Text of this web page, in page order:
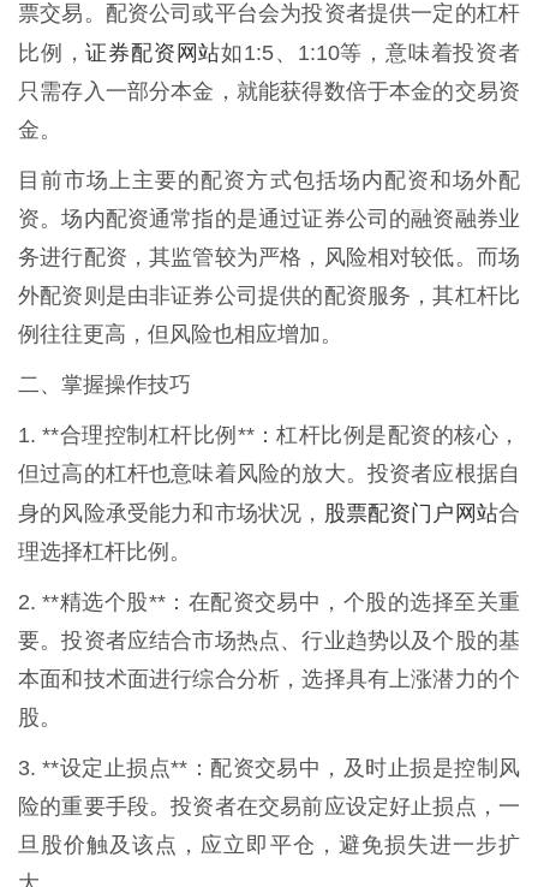
票交易。配资公司或平台会为投资者提供一定的杠杆
比例，证券配资网站如1:5、1:10等，意味着投资者
只需存入一部分本金，就能获得数倍于本金的交易资
金。
目前市场上主要的配资方式包括场内配资和场外配
资。场内配资通常指的是通过证券公司的融资融券业
务进行配资，其监管较为严格，风险相对较低。而场
外配资则是由非证券公司提供的配资服务，其杠杆比
例往往更高，但风险也相应增加。
二、掌握操作技巧
1. **合理控制杠杆比例**：杠杆比例是配资的核心，
但过高的杠杆也意味着风险的放大。投资者应根据自
身的风险承受能力和市场状况， 股票配资门户网站合
理选择杠杆比例。
2. **精选个股**：在配资交易中，个股的选择至关重
要。投资者应结合市场热点、行业趋势以及个股的基
本面和技术面进行综合分析，选择具有上涨潜力的个
股。
3. **设定止损点**：配资交易中，及时止损是控制风
险的重要手段。投资者在交易前应设定好止损点，一
旦股价触及该点，应立即平仓，避免损失进一步扩